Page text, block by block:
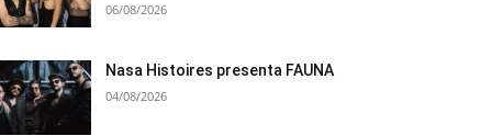
06/08/2026
Nasa Histoires presenta FAUNA
04/08/2026